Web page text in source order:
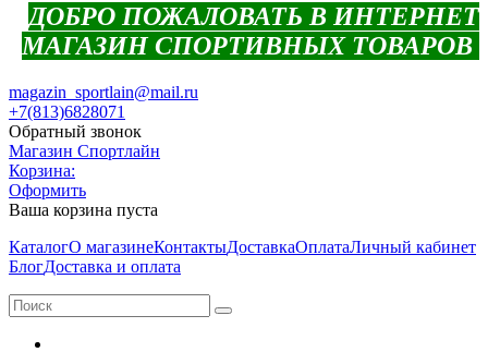
ДОБРО ПОЖАЛОВАТЬ В ИНТЕРНЕТ
МАГАЗИН СПОРТИВНЫХ ТОВАРОВ
magazin_sportlain@mail.ru
+7(813)6828071
Обратный звонок
Магазин Спортлайн
Корзина:
Оформить
Ваша корзина пуста
КаталогО магазинеКонтактыДоставкаОплатаЛичный кабинет
БлогДоставка и оплата